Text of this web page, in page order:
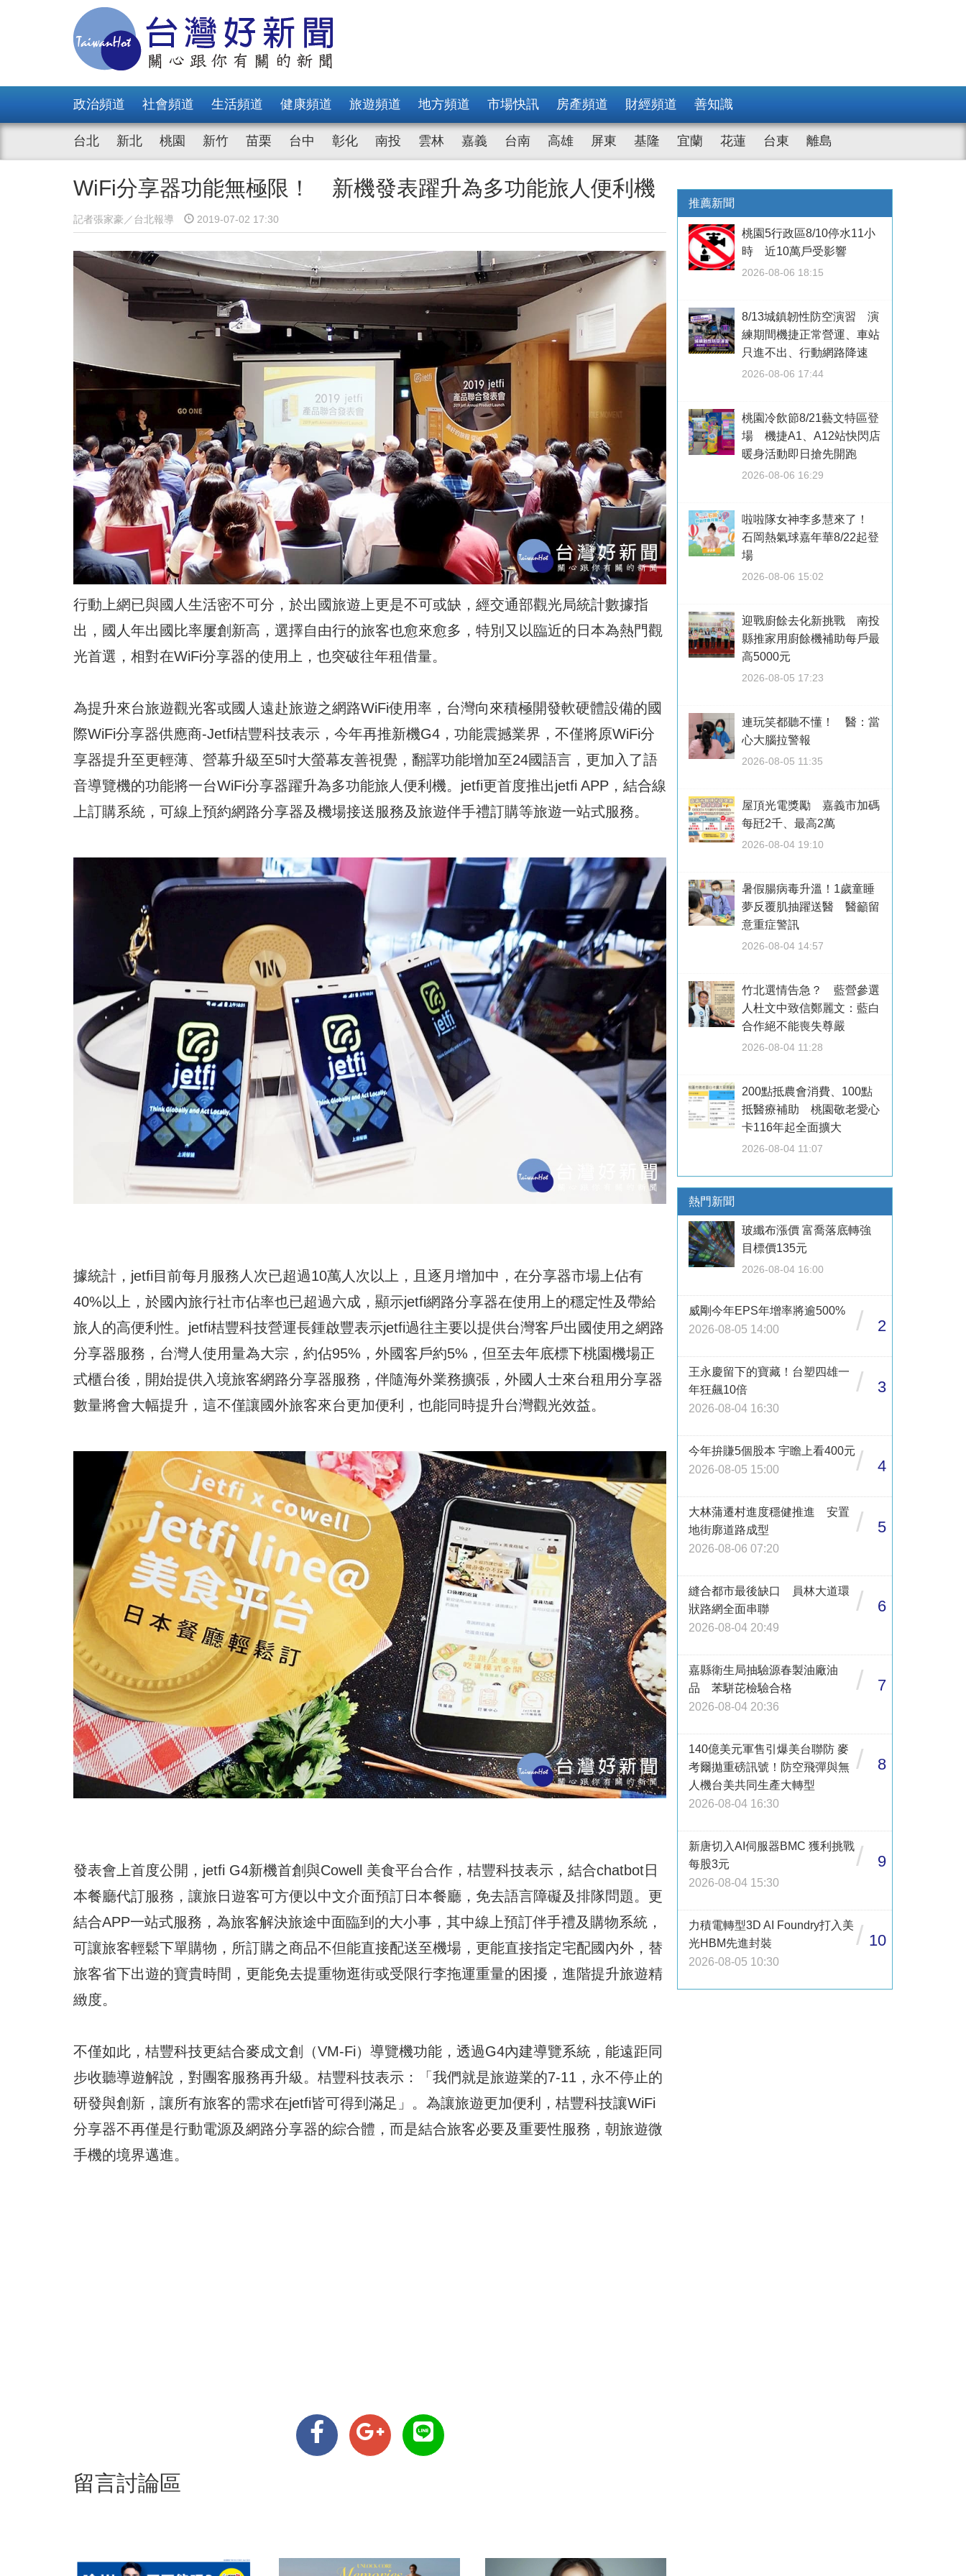
政治頻道 社會頻道 生活頻道 健康頻道 旅遊頻道 地方頻道 市場快訊 房產頻道 財經頻道 善知識
台北 新北 桃園 新竹 苗栗 台中 彰化 南投 雲林 嘉義 台南 高雄 屏東 基隆 宜蘭 花蓮 台東 離島
WiFi分享器功能無極限！ 新機發表躍升為多功能旅人便利機
記者張家豪／台北報導 2019-07-02 17:30
行動上網已與國人生活密不可分，於出國旅遊上更是不可或缺，經交通部觀光局統計數據指
出，國人年出國比率屢創新高，選擇自由行的旅客也愈來愈多，特別又以臨近的日本為熱門觀
光首選，相對在WiFi分享器的使用上，也突破往年租借量。
為提升來台旅遊觀光客或國人遠赴旅遊之網路WiFi使用率，台灣向來積極開發軟硬體設備的國
際WiFi分享器供應商-Jetfi桔豐科技表示，今年再推新機G4，功能震撼業界，不僅將原WiFi分
享器提升至更輕薄、營幕升級至5吋大螢幕友善視覺，翻譯功能增加至24國語言，更加入了語
音導覽機的功能將一台WiFi分享器躍升為多功能旅人便利機。jetfi更首度推出jetfi APP，結合線
上訂購系統，可線上預約網路分享器及機場接送服務及旅遊伴手禮訂購等旅遊一站式服務。
據統計，jetfi目前每月服務人次已超過10萬人次以上，且逐月增加中，在分享器市場上佔有
40%以上，於國內旅行社市佔率也已超過六成，顯示jetfi網路分享器在使用上的穩定性及帶給
旅人的高便利性。jetfi桔豐科技營運長鍾啟豐表示jetfi過往主要以提供台灣客戶出國使用之網路
分享器服務，台灣人使用量為大宗，約佔95%，外國客戶約5%，但至去年底標下桃園機場正
式櫃台後，開始提供入境旅客網路分享器服務，伴隨海外業務擴張，外國人士來台租用分享器
數量將會大幅提升，這不僅讓國外旅客來台更加便利，也能同時提升台灣觀光效益。
發表會上首度公開，jetfi G4新機首創與Cowell 美食平台合作，桔豐科技表示，結合chatbot日
本餐廳代訂服務，讓旅日遊客可方便以中文介面預訂日本餐廳，免去語言障礙及排隊問題。更
結合APP一站式服務，為旅客解決旅途中面臨到的大小事，其中線上預訂伴手禮及購物系統，
可讓旅客輕鬆下單購物，所訂購之商品不但能直接配送至機場，更能直接指定宅配國內外，替
旅客省下出遊的寶貴時間，更能免去提重物逛街或受限行李拖運重量的困擾，進階提升旅遊精
緻度。
不僅如此，桔豐科技更結合麥成文創（VM-Fi）導覽機功能，透過G4內建導覽系統，能遠距同
步收聽導遊解說，對團客服務再升級。桔豐科技表示：「我們就是旅遊業的7-11，永不停止的
研發與創新，讓所有旅客的需求在jetfi皆可得到滿足」。為讓旅遊更加便利，桔豐科技讓WiFi
分享器不再僅是行動電源及網路分享器的綜合體，而是結合旅客必要及重要性服務，朝旅遊微
手機的境界邁進。
留言討論區
推薦新聞
桃園5行政區8/10停水11小
時 近10萬戶受影響
2026-08-06 18:15
8/13城鎮韌性防空演習 演
練期間機捷正常營運、車站
只進不出、行動網路降速
2026-08-06 17:44
桃園冷飲節8/21藝文特區登
場 機捷A1、A12站快閃店
暖身活動即日搶先開跑
2026-08-06 16:29
啦啦隊女神李多慧來了！
石岡熱氣球嘉年華8/22起登
場
2026-08-06 15:02
迎戰廚餘去化新挑戰 南投
縣推家用廚餘機補助每戶最
高5000元
2026-08-05 17:23
連玩笑都聽不懂！ 醫：當
心大腦拉警報
2026-08-05 11:35
屋頂光電獎勵 嘉義市加碼
每瓩2千、最高2萬
2026-08-04 19:10
暑假腸病毒升溫！1歲童睡
夢反覆肌抽躍送醫 醫籲留
意重症警訊
2026-08-04 14:57
竹北選情告急？ 藍營參選
人杜文中致信鄭麗文：藍白
合作絕不能喪失尊嚴
2026-08-04 11:28
200點抵農會消費、100點
抵醫療補助 桃園敬老愛心
卡116年起全面擴大
2026-08-04 11:07
熱門新聞
玻纖布漲價 富喬落底轉強
目標價135元
2026-08-04 16:00
威剛今年EPS年增率將逾500%
2026-08-05 14:00
/ 2
王永慶留下的寶藏！台塑四雄一
年狂飆10倍
2026-08-04 16:30
/ 3
今年拚賺5個股本 宇瞻上看400元
2026-08-05 15:00
/ 4
大林蒲遷村進度穩健推進 安置
地街廓道路成型
2026-08-06 07:20
/ 5
縫合都市最後缺口 員林大道環
狀路網全面串聯
2026-08-04 20:49
/ 6
嘉縣衛生局抽驗源春製油廠油
品 苯駢芘檢驗合格
2026-08-04 20:36
/ 7
140億美元軍售引爆美台聯防 麥
考爾拋重磅訊號！防空飛彈與無
人機台美共同生產大轉型
2026-08-04 16:30
/ 8
新唐切入AI伺服器BMC 獲利挑戰
每股3元
2026-08-04 15:30
/ 9
力積電轉型3D AI Foundry打入美
光HBM先進封裝
2026-08-05 10:30
/ 10